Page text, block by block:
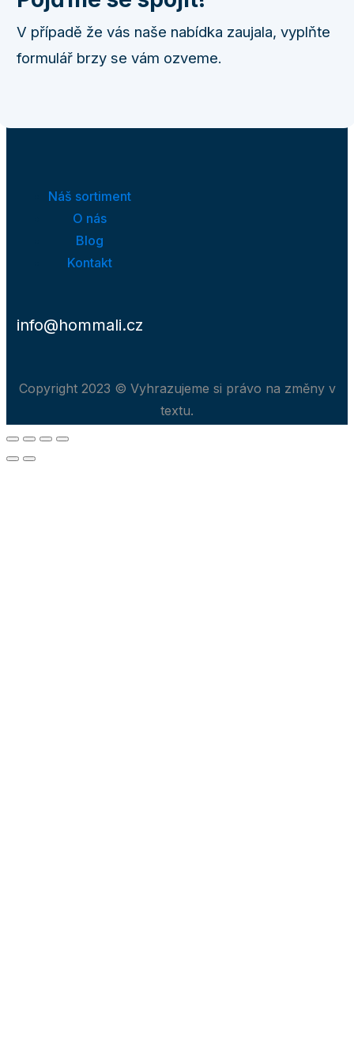
V případě že vás naše nabídka zaujala, vyplňte
formulář brzy se vám ozveme.
Náš sortiment
O nás
Blog
Kontakt
info@hommali.cz
Copyright 2023 © Vyhrazujeme si právo na změny v
textu.